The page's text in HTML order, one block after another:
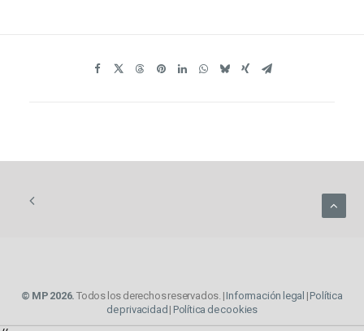
© MP 2026. Todos los derechos reservados. | Información legal | Política
de privacidad | Política de cookies